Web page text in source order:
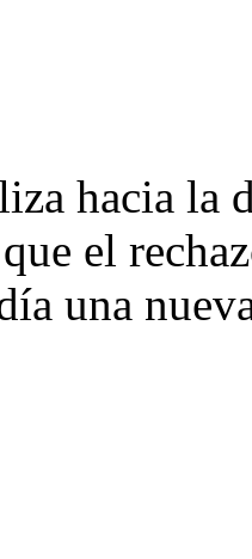
hacia
el
una